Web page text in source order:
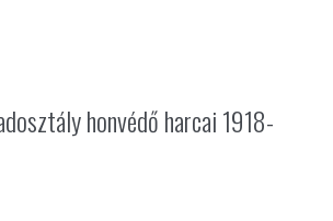
honvédő harcai 1918-